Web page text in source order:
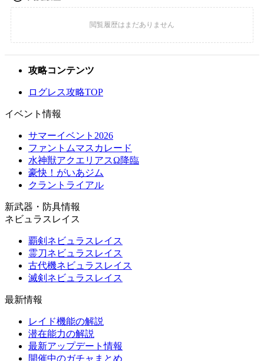
攻略コンテンツ
ログレス攻略TOP
イベント情報
サマーイベント2026
ファントムマスカレード
水神獣アクエリアスΩ降臨
豪快！がいあジム
クラントライアル
新武器・防具情報
ネビュラスレイス
覇剣ネビュラスレイス
霊刀ネビュラスレイス
古代機ネビュラスレイス
滅剣ネビュラスレイス
最新情報
レイド機能の解説
潜在能力の解説
最新アップデート情報
開催中のガチャまとめ